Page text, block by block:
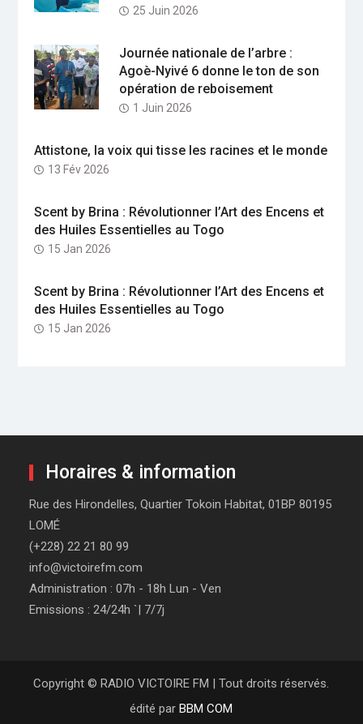
25 Juin 2026
Journée nationale de l’arbre :
Agoè-Nyivé 6 donne le ton de son
opération de reboisement
1 Juin 2026
Attistone, la voix qui tisse les racines et le monde
13 Fév 2026
Scent by Brina : Révolutionner l’Art des Encens et
des Huiles Essentielles au Togo
15 Jan 2026
Scent by Brina : Révolutionner l’Art des Encens et
des Huiles Essentielles au Togo
15 Jan 2026
Horaires & information
Rue des Hirondelles, Quartier Tokoin Habitat, 01BP 80195
LOMÉ
(+228) 22 21 80 99
info@victoirefm.com
Administration : 07h - 18h Lun - Ven
Emissions : 24/24h `| 7/7j
Copyright © RADIO VICTOIRE FM | Tout droits réservés.
édité parBBM COM